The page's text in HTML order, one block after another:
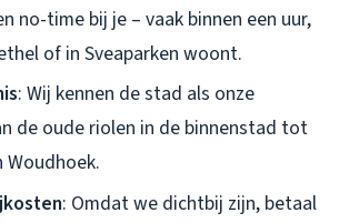
no-time bij je – vaak binnen een uur,
of in Sveaparken woont.
: Wij kennen de stad als onze
de oude riolen in de binnenstad tot
Woudhoek.
: Omdat we dichtbij zijn, betaal